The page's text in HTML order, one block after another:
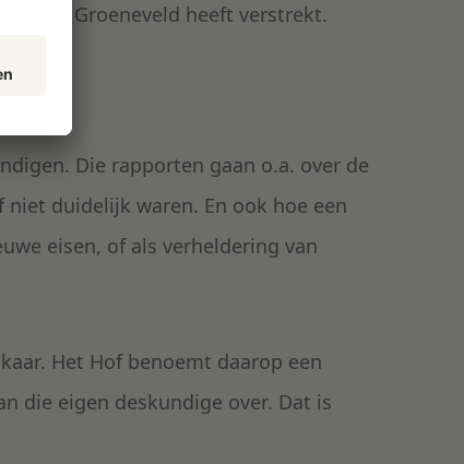
aan Groeneveld heeft verstrekt.
Die rapporten gaan o.a. over de
duidelijk waren. En ook hoe een
eisen, of als verheldering van
Het Hof benoemt daarop een
die eigen deskundige over. Dat is